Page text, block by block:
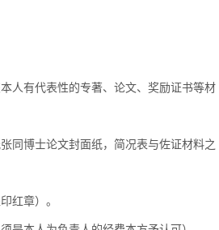
人有代表性的专著、论文、奖励证书等材
同博士论文封面纸，简况表与佐证材料之
红章）。